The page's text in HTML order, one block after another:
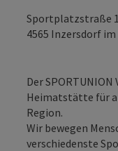
Sportplatzstraße
4565 Inzersdorf
Der
Heimatstätte für
Region.
Wir bewegen
verschiedenste